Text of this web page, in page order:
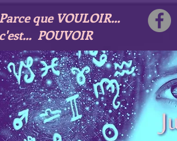
Parce que VOULOIR...
c'est... POUVOIR